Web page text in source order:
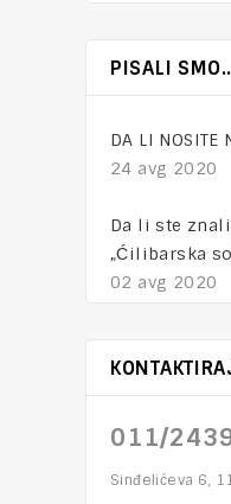
PISALI
DA LI NOSITE
24 avg 2020
Da li ste
„Ćilibarska
02 avg 2020
011/
Sinđelićeva 6,